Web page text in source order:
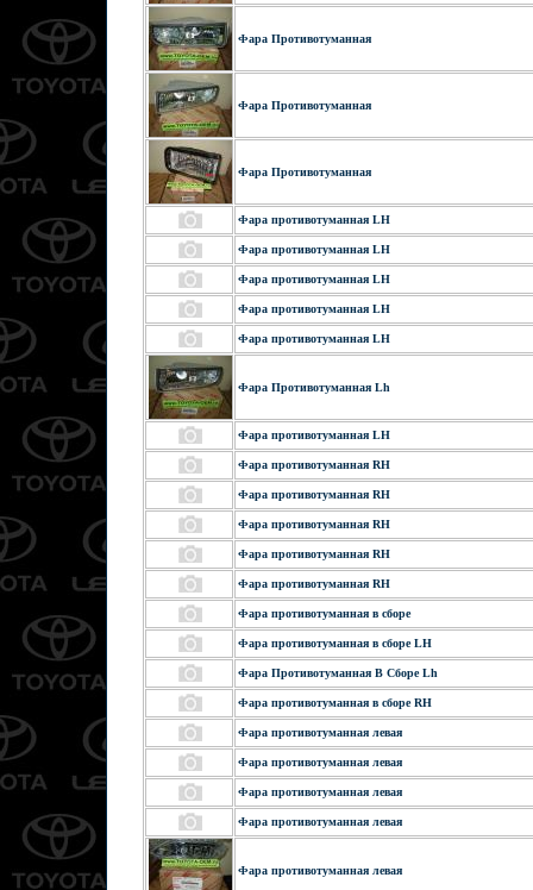
Фара Противотуманная
Фара Противотуманная
Фара Противотуманная
Фара противотуманная LH
Фара противотуманная LH
Фара противотуманная LH
Фара противотуманная LH
Фара противотуманная LH
Фара Противотуманная Lh
Фара противотуманная LH
Фара противотуманная RH
Фара противотуманная RH
Фара противотуманная RH
Фара противотуманная RH
Фара противотуманная RH
Фара противотуманная в сборе
Фара противотуманная в сборе LH
Фара Противотуманная В Сборе Lh
Фара противотуманная в сборе RH
Фара противотуманная левая
Фара противотуманная левая
Фара противотуманная левая
Фара противотуманная левая
Фара противотуманная левая